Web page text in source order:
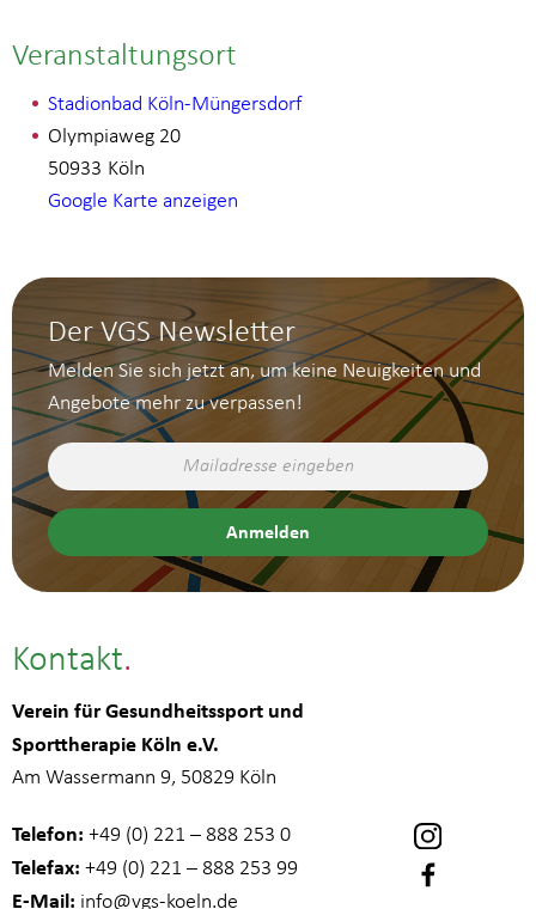
Veranstaltungsort
Stadionbad Köln-Müngersdorf
Olympiaweg 20
Köln
50933
Google Karte anzeigen
Der VGS Newsletter
Melden Sie sich jetzt an, um keine Neuigkeiten und
Angebote mehr zu verpassen!
Kontakt
Verein für Gesundheitssport und
Sporttherapie Köln e.V.
Am Wassermann 9, 50829 Köln
Telefon: +49 (0) 221 – 888 253 0
Telefax: +49 (0) 221 – 888 253 99
E-Mail: info@vgs-koeln.de